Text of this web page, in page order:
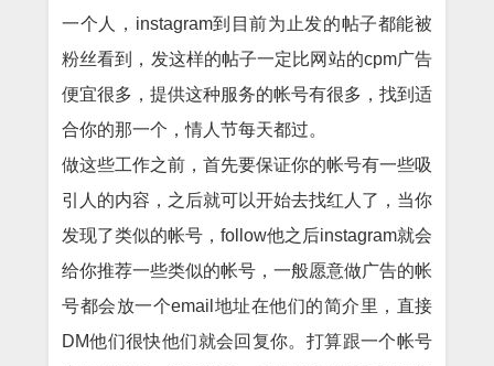
一个人，instagram到目前为止发的帖子都能被
粉丝看到，发这样的帖子一定比网站的cpm广告
便宜很多，提供这种服务的帐号有很多，找到适
合你的那一个，情人节每天都过。
做这些工作之前，首先要保证你的帐号有一些吸
引人的内容，之后就可以开始去找红人了，当你
发现了类似的帐号，follow他之后instagram就会
给你推荐一些类似的帐号，一般愿意做广告的帐
号都会放一个email地址在他们的简介里，直接
DM他们很快他们就会回复你。打算跟一个帐号